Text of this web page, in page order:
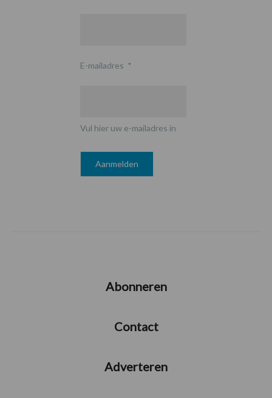
E-mailadres *
Vul hier uw e-mailadres in
Abonneren
Contact
Adverteren